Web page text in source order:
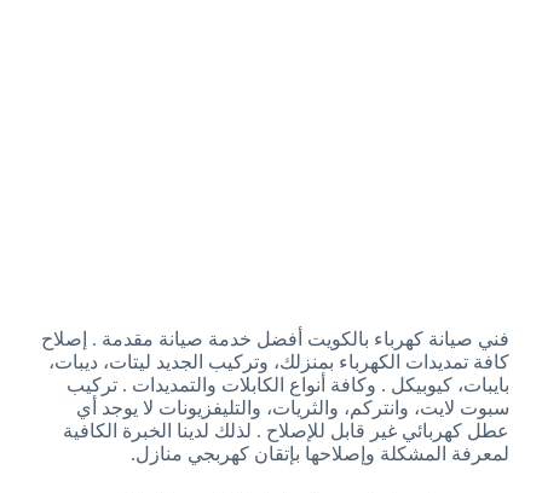
فني صيانة كهرباء بالكويت أفضل خدمة صيانة مقدمة . إصلاح
كافة تمديدات الكهرباء بمنزلك، وتركيب الجديد ليتات، ديبات،
بايبات، كيوبيكل . وكافة أنواع الكابلات والتمديدات . تركيب
سبوت لايت، وانتركم، والثريات، والتليفزيونات لا يوجد أي
عطل كهربائي غير قابل للإصلاح . لذلك لدينا الخبرة الكافية
لمعرفة المشكلة وإصلاحها بإتقان كهربجي منازل.